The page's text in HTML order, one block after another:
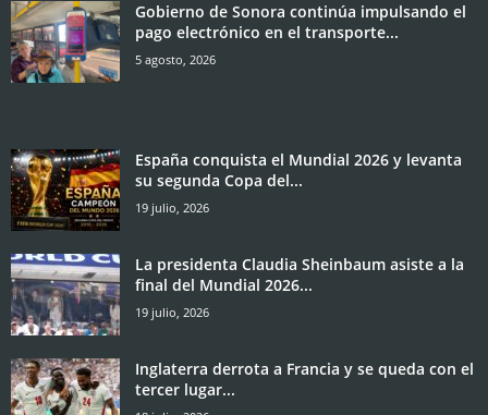
Gobierno de Sonora continúa impulsando el
pago electrónico en el transporte...
5 agosto, 2026
España conquista el Mundial 2026 y levanta
su segunda Copa del...
19 julio, 2026
La presidenta Claudia Sheinbaum asiste a la
final del Mundial 2026...
19 julio, 2026
Inglaterra derrota a Francia y se queda con el
tercer lugar...